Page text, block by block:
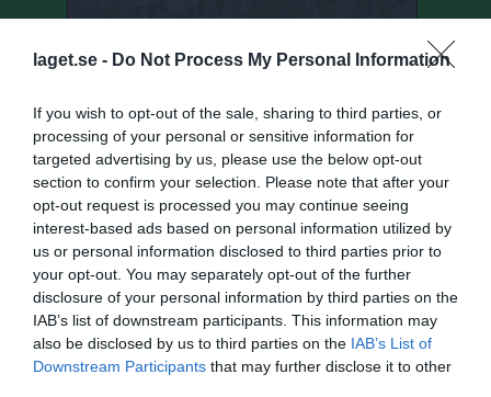
laget.se - Do Not Process My Personal Information
If you wish to opt-out of the sale, sharing to third parties, or
processing of your personal or sensitive information for
targeted advertising by us, please use the below opt-out
section to confirm your selection. Please note that after your
opt-out request is processed you may continue seeing
interest-based ads based on personal information utilized by
us or personal information disclosed to third parties prior to
your opt-out. You may separately opt-out of the further
disclosure of your personal information by third parties on the
IAB’s list of downstream participants. This information may
also be disclosed by us to third parties on the IAB’s List of
Downstream Participants that may further disclose it to other
Senast uppladdade video
Ingen video uppladdad
Logga in och ladda upp ert första klipp